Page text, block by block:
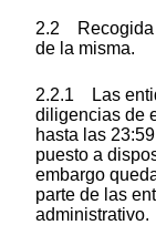
2.2 Recogida
de la misma.
2.2.1 Las
diligencias de
hasta las
puesto a
embargo
parte de las
administrativo.